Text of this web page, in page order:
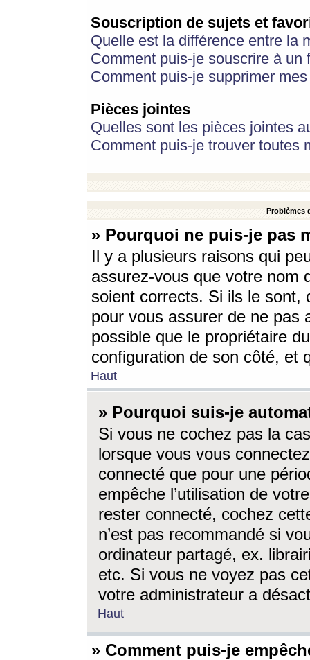
Souscription de sujets et
Quelle est la différence entre la
Comment puis-je souscrire à
Comment puis-je supprimer
Pièces jointes
Quelles sont les pièces jointes
Comment puis-je trouver toutes
Problèmes
» Pourquoi ne puis-je pas
Il y a plusieurs raisons qui
assurez-vous que votre nom
soient corrects. Si ils le sont,
pour vous assurer de ne pas
possible que le propriétaire
configuration de son côté, et
Haut
» Pourquoi suis-je
Si vous ne cochez pas la
lorsque vous vous
connecté que pour une
empêche l’utilisation de
rester connecté, cochez
n’est pas recommandé si
ordinateur partagé, ex.
etc. Si vous ne voyez pas
votre administrateur a
Haut
» Comment puis-je